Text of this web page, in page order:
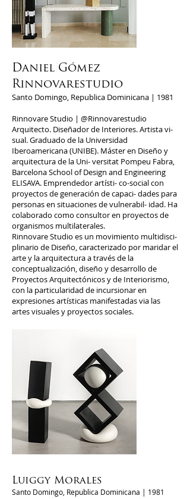
Daniel Gómez
Rinnovarestudio
Santo Domingo, Republica Dominicana | 1981
Rinnovare Studio | @Rinnovarestudio
Arquitecto. Diseñador de Interiores. Artista vi-
sual. Graduado de la Universidad
Iberoamericana (UNIBE). Máster en Diseño y
arquitectura de la Uni- versitat Pompeu Fabra,
Barcelona School of Design and Engineering
ELISAVA. Emprendedor artísti- co-social con
proyectos de generación de capaci- dades para
personas en situaciones de vulnerabil- idad. Ha
colaborado como consultor en proyectos de
organismos multilaterales.
Rinnovare Studio es un movimiento multidisci-
plinario de Diseño, caracterizado por maridar el
arte y la arquitectura a través de la
conceptualización, diseño y desarrollo de
Proyectos Arquitectónicos y de Interiorismo,
con la particularidad de incursionar en
expresiones artísticas manifestadas via las
artes visuales y proyectos sociales.
Luiggy Morales
Santo Domingo, Republica Dominicana | 1981